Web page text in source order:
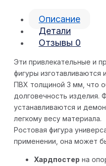
Описание
Детали
Отзывы 0
Эти привлекательные и
фигуры изготавливаются
ПВХ толщиной 3 мм, что
долговечность изделия.
устанавливаются и
легкому весу материала.
Ростовая фигура
применении, она может
Хардпостер на